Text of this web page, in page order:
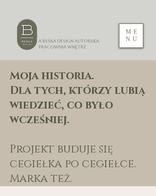
ME
NU
A Beśka DESIGN Autorska
Pracownia Wnętrz
Moja historia.
Dla tych, którzy lubią
wiedzieć, co było
wcześniej.
Projekt buduje się
cegiełka po cegiełce.
Marka też.